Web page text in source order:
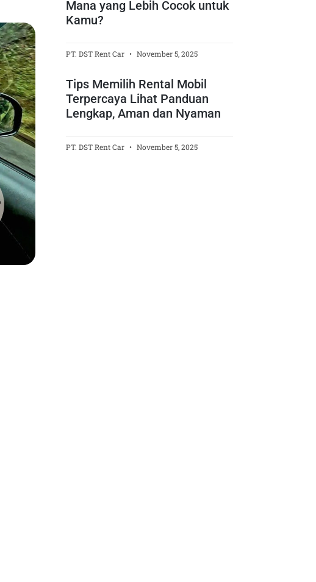
Mana yang Lebih Cocok untuk
Kamu?
PT. DST Rent Car November 5, 2025
Tips Memilih Rental Mobil
Terpercaya Lihat Panduan
Lengkap, Aman dan Nyaman
PT. DST Rent Car November 5, 2025